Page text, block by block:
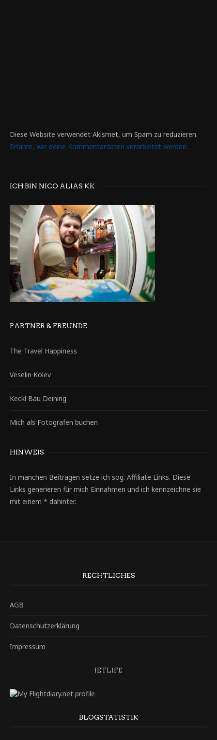
Diese Website verwendet Akismet, um Spam zu reduzieren.
Erfahre, wie deine Kommentardaten verarbeitet werden.
ICH BIN NICO ALIAS KK
PARTNER & FREUNDE
The Travel Happiness
Veselin Kolev
Keckl Bau Deining
Mich als Fotografen buchen
HINWEIS
In manchen Beiträgen setze ich sog. Affiliate Links. Diese
Links generieren für mich Einnahmen und ich kennzeichne sie
mit einem * dahinter.
RECHTLICHES
AGB
Datenschutzerklärung
Impressum
JETLIFE
BLOGSTATISTIK